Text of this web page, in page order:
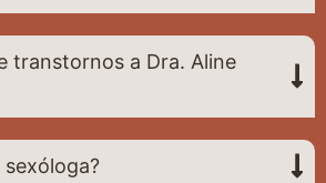
transtornos a Dra. Aline
sexóloga?